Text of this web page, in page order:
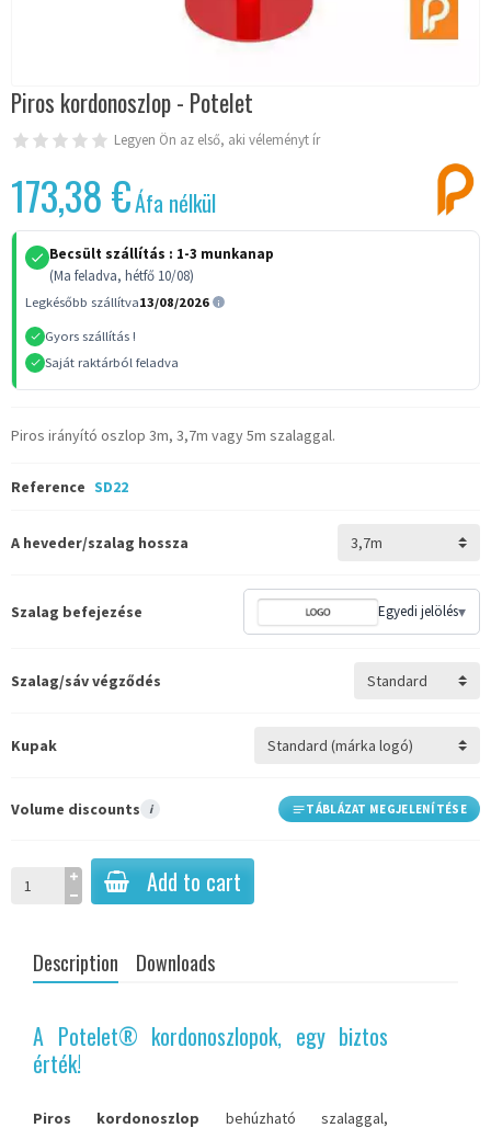
Piros kordonoszlop - Potelet
Legyen Ön az első, aki véleményt ír
173,38 €Áfa nélkül
Becsült szállítás : 1-3 munkanap
(Ma feladva, hétfő 10/08)
Legkésőbb szállítva13/08/2026
Gyors szállítás !
Saját raktárból feladva
Piros irányító oszlop 3m, 3,7m vagy 5m szalaggal.
Reference SD22
A heveder/szalag hossza
Szalag befejezése Egyedi jelölés▾
Szalag/sáv végződés
Kupak
Volume discounts i TÁBLÁZAT MEGJELENÍTÉSE
Add to cart
Description Downloads
A Potelet® kordonoszlopok, egy biztos
érték!
Piros kordonoszlop behúzható szalaggal,